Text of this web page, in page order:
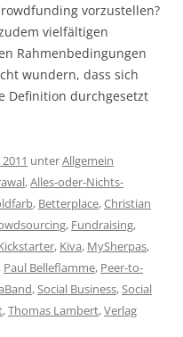
vorzustellen?
vielfältigen
Rahmenbedingungen
wundern, dass sich
Definition durchgesetzt
unterAllgemein
,Alles-oder-Nichts-
, Betterplace,Christian
, Fundraising,
, Kiva, MySherpas,
, Paul Belleflamme, Peer-to-
,Social Business,Social
,Thomas Lambert,Verlag